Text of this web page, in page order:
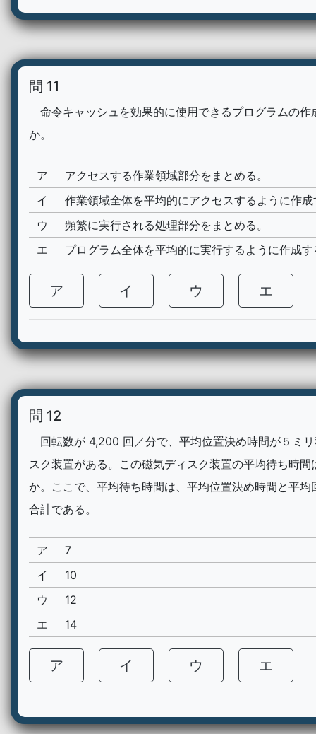
問 11
命令キャッシュを効果的に使用できるプログラムの作
か。
ア
アクセスする作業領域部分をまとめる。
イ
作業領域全体を平均的にアクセスするように作
ウ
頻繁に実行される処理部分をまとめる。
エ
プログラム全体を平均的に実行するように作成す
ア イ ウ エ
問 12
回転数が 4,200 回／分で、平均位置決め時間が５ミ
スク装置がある。この磁気ディスク装置の平均待ち時間
か。ここで、平均待ち時間は、平均位置決め時間と平均
合計である。
ア
7
イ
10
ウ
12
エ
14
ア イ ウ エ